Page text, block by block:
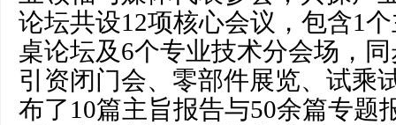
论坛共设12项核心会议，包含1
桌论坛及6个专业技术分会场，
引资闭门会、零部件展览、试乘
布了10篇主旨报告与50余篇专题